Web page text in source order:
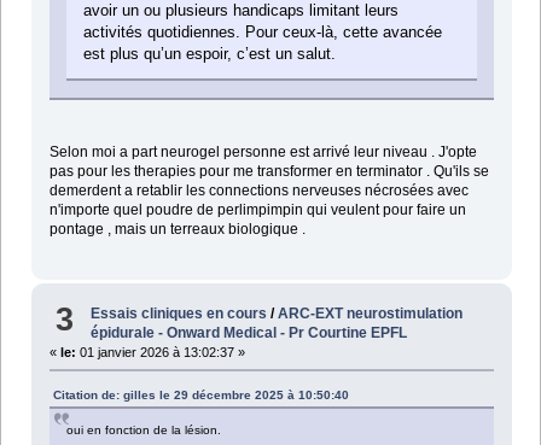
avoir un ou plusieurs handicaps limitant leurs
activités quotidiennes. Pour ceux-là, cette avancée
est plus qu’un espoir, c’est un salut.
Selon moi a part neurogel personne est arrivé leur niveau . J'opte
pas pour les therapies pour me transformer en terminator . Qu'ils se
demerdent a retablir les connections nerveuses nécrosées avec
n'importe quel poudre de perlimpimpin qui veulent pour faire un
pontage , mais un terreaux biologique .
3 Essais cliniques en cours /ARC-EXT neurostimulation
épidurale - Onward Medical - Pr Courtine EPFL
« le: 01 janvier 2026 à 13:02:37 »
Citation de: gilles le 29 décembre 2025 à 10:50:40
oui en fonction de la lésion.